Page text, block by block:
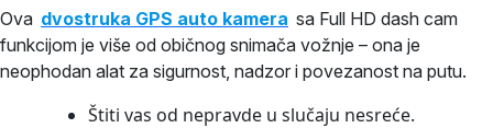
Ova dvostruka GPS auto kamera sa Full HD dash cam
funkcijom je više od običnog snimača vožnje – ona je
neophodan alat za sigurnost, nadzor i povezanost na putu.
Štiti vas od nepravde u slučaju nesreće.